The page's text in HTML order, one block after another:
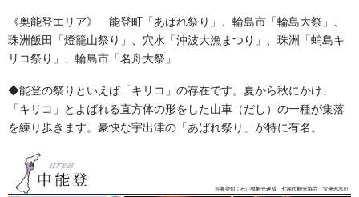
”牡丹に唐獅子、竹に虎”これは安全な拠り所をいう。
獅子は百獣の王で、おそれるものはないが、その毛皮に付く虫は
最強の敵で、皮を破り肉をついばみ、骨まで嚙み砕く。所謂 ”獅
とされる。 仏教の言葉
《奥能登エリア》 能登町「あばれ祭り」、輪島市「輪島大祭」、
珠洲飯田「燈籠山祭り」、穴水「沖波大漁まつり」、珠洲「蛸島キ
リコ祭り」、輪島市「名舟大祭」
◆能登の祭りといえば「キリコ」の存在です。夏から秋にかけ、
「キリコ」とよばれる直方体の形をした山車（だし）の一種が集落
を練り歩きます。豪快な宇出津の「あばれ祭り」が特に有名。